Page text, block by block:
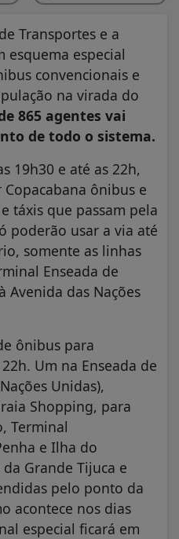
Transportes e a
esquema especial
convencionais e
na virada do
865 agentes vai
de todo o sistema.
19h30 e até as 22h,
ônibus e
táxis que passam pela
poderão usar a via até
somente as linhas
Enseada de
Avenida das Nações
ônibus para
Um na Enseada de
Unidas),
Shopping, para
Terminal
e Ilha do
Grande Tijuca e
pelo ponto da
acontece nos dias
especial ficará em